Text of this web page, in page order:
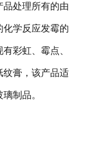
品处理所有的由
化学反应发霉的
彩虹、霉点、
纹膏，该产品适
制品。